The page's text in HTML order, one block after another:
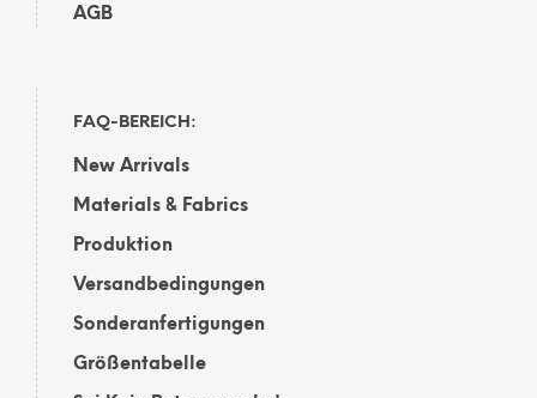
AGB
FAQ-BEREICH:
New Arrivals
Materials & Fabrics
Produktion
Versandbedingungen
Sonderanfertigungen
Größentabelle